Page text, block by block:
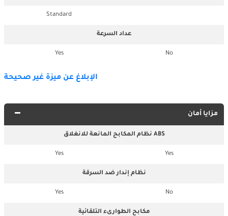
Standard
عداد السرعة
No
Yes
الإبلاغ عن ميزة غير صحيحة
مزايا أمان
نظام المكابح المانعة للانغلاق ABS
Yes
Yes
نظام إندار ضد السرقة
No
Yes
مكابح الطوارىء التلقائية